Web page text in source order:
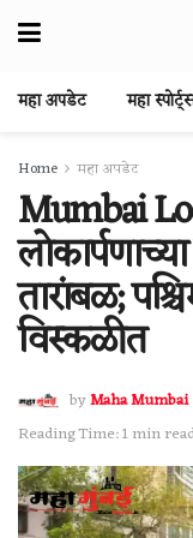
महा अपडेट महा
Home महा अपडेट
Mumbai
तारांबळ;
विस्कळीत
byMaha Mumbai
Reading Time: 1 min